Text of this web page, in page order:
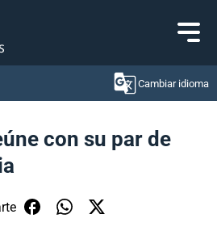
al contenido
Cambiar idioma
con su par de